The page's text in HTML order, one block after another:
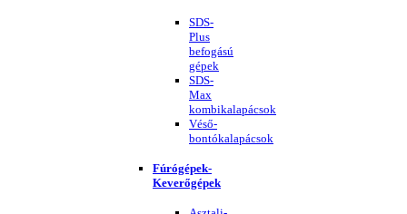
SDS-
Plus
befogású
gépek
SDS-
Max
kombikalapácsok
Véső-
bontókalapácsok
Fúrógépek-
Keverőgépek